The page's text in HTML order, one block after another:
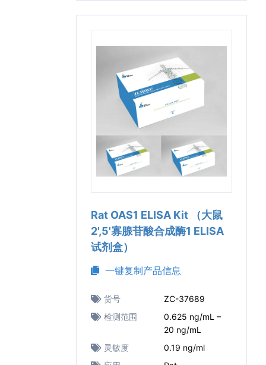
Rat OAS1 ELISA Kit （大鼠
2',5'寡腺苷酸合成酶1 ELISA
试剂盒）
一键复制产品信息
货号
ZC-37689
检测范围
0.625 ng/mL –
20 ng/mL
灵敏度
0.19 ng/ml